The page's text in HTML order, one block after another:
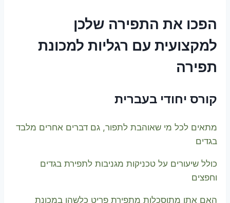
הפכו את התפירה שלכן
למקצועית עם רגליות למכונת
תפירה
קורס יחודי בעברית
מתאים לכל מי שאוהבת לתפור, גם דברים אחרים מלבד
בגדים
כולל שיעורים על טכניקות מגניבות לתפירת בגדים
וחפצים
האם אתן מתוסכלות מתפירת פריט כלשהו במכונת